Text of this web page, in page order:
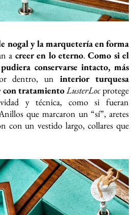
nogal y la marquetería en forma
a creer en lo eterno.Como si el
conservarse intacto, más
dentro, uninterior turquesa
con tratamiento LusterLocprotege
y técnica, como si fueran
que marcaron un “sí”, aretes
con un vestido largo, collares que